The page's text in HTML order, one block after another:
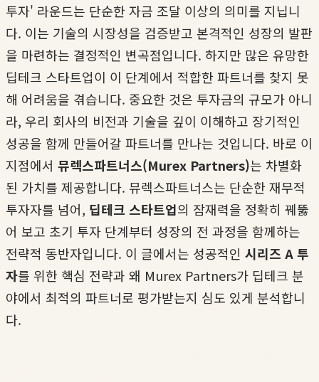
투자' 라운드는 단순한 자금 조달 이상의 의미를 지닙니
다. 이는 기술의 시장성을 검증받고 본격적인 성장의 발판
을 마련하는 결정적인 변곡점입니다. 하지만 많은 유망한
딥테크 스타트업이 이 단계에서 적합한 파트너를 찾지 못
해 어려움을 겪습니다. 중요한 것은 투자금의 규모가 아니
라, 우리 회사의 비전과 기술을 깊이 이해하고 장기적인
성공을 함께 만들어갈 파트너를 만나는 것입니다. 바로 이
지점에서 뮤렉스파트너스(Murex Partners)는 차별화
된 가치를 제공합니다. 뮤렉스파트너스는 단순한 재무적
투자자를 넘어, 딥테크 스타트업의 잠재력을 정확히 꿰뚫
어 보고 초기 투자 단계부터 성장의 전 과정을 함께하는
전략적 동반자입니다. 이 글에서는 성공적인 시리즈 A 투
자를 위한 핵심 전략과 왜 Murex Partners가 딥테크 분
야에서 최적의 파트너로 평가받는지 심도 있게 분석합니
다.